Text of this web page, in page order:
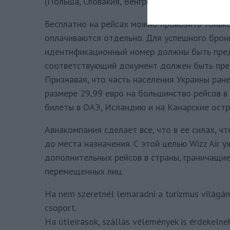
Бесплатно на рейсах можно провозить
оплачиваются отдельно. Для успешного
идентификационный номер должны быть
соответствующий документ должен быть
Признавая, что часть населения Украины
размере 29,99 евро на большинство рейсов
билеты в ОАЭ, Исландию и на Канарские
Авиакомпания сделает все, что в ее силах,
до места назначения. С этой целью Wizz Air
дополнительных рейсов в страны,
перемещенных лиц.
Ha nem szeretnél lemaradni a turizmus
csoport.
Ha útleírások, szállás vélemények is